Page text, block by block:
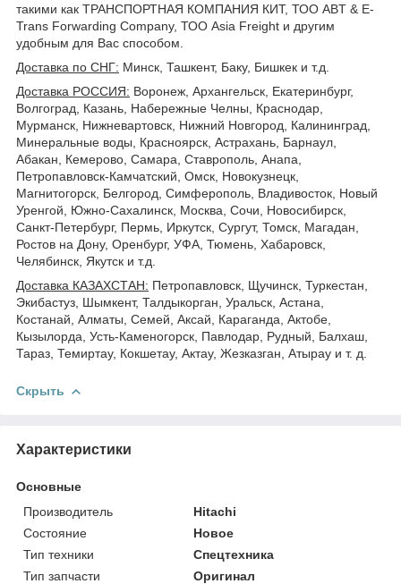
такими как ТРАНСПОРТНАЯ КОМПАНИЯ КИТ, ТОО ABT & E-
Trans Forwarding Company, ТОО Asia Freight и другим
удобным для Вас способом.
Доставка по СНГ: Минск, Ташкент, Баку, Бишкек и т.д.
Доставка РОССИЯ: Воронеж, Архангельск, Екатеринбург,
Волгоград, Казань, Набережные Челны, Краснодар,
Мурманск, Нижневартовск, Нижний Новгород, Калининград,
Минеральные воды, Красноярск, Астрахань, Барнаул,
Абакан, Кемерово, Самара, Ставрополь, Анапа,
Петропавловск-Камчатский, Омск, Новокузнецк,
Магнитогорск, Белгород, Симферополь, Владивосток, Новый
Уренгой, Южно-Сахалинск, Москва, Сочи, Новосибирск,
Санкт-Петербург, Пермь, Иркутск, Сургут, Томск, Магадан,
Ростов на Дону, Оренбург, УФА, Тюмень, Хабаровск,
Челябинск, Якутск и т.д.
Доставка КАЗАХСТАН: Петропавловск, Щучинск, Туркестан,
Экибастуз, Шымкент, Талдыкорган, Уральск, Астана,
Костанай, Алматы, Семей, Аксай, Караганда, Актобе,
Кызылорда, Усть-Каменогорск, Павлодар, Рудный, Балхаш,
Тараз, Темиртау, Кокшетау, Актау, Жезказган, Атырау и т. д.
Скрыть
Характеристики
Основные
Производитель
Hitachi
Состояние
Новое
Тип техники
Спецтехника
Тип запчасти
Оригинал